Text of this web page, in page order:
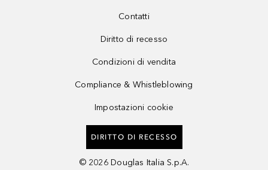
Contatti
Diritto di recesso
Condizioni di vendita
Compliance & Whistleblowing
Impostazioni cookie
DIRITTO DI RECESSO
© 2026 Douglas Italia S.p.A.